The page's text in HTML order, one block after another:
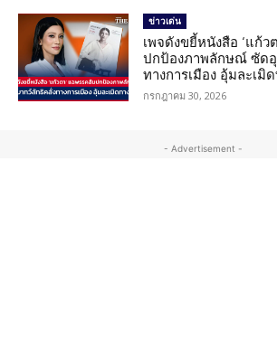
ข่าวเด่น
เพจดังขยี้หนังสือ ‘แก้ว
ปกป้องภาพลักษณ์ ซัด
ทางการเมือง อุ้มละเมิ
กรกฎาคม 30, 2026
- Advertisement -